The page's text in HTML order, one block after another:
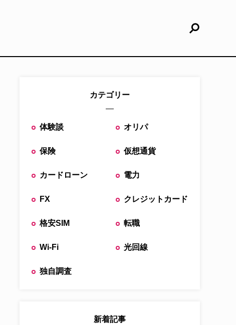
カテゴリー
体験談 オリパ
保険 仮想通貨
カードローン 電力
FX クレジットカード
格安SIM 転職
Wi-Fi 光回線
独自調査
新着記事